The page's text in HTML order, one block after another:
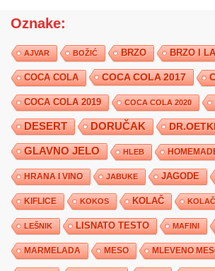
Oznake:
AJVAR BOŽIĆ BRZO BRZO I
COCA COLA COCA COLA 2017
COCA COLA 2019 COCA COLA 2020
DESERT DORUČAK
GLAVNO JELO HLEB
HRANA I VINO JABUKE JAGODE
KIFLICE KOKOS KOLAČ
LEŠNIK LISNATO TESTO MAFINI
MARMELADA MESO MLEVENO